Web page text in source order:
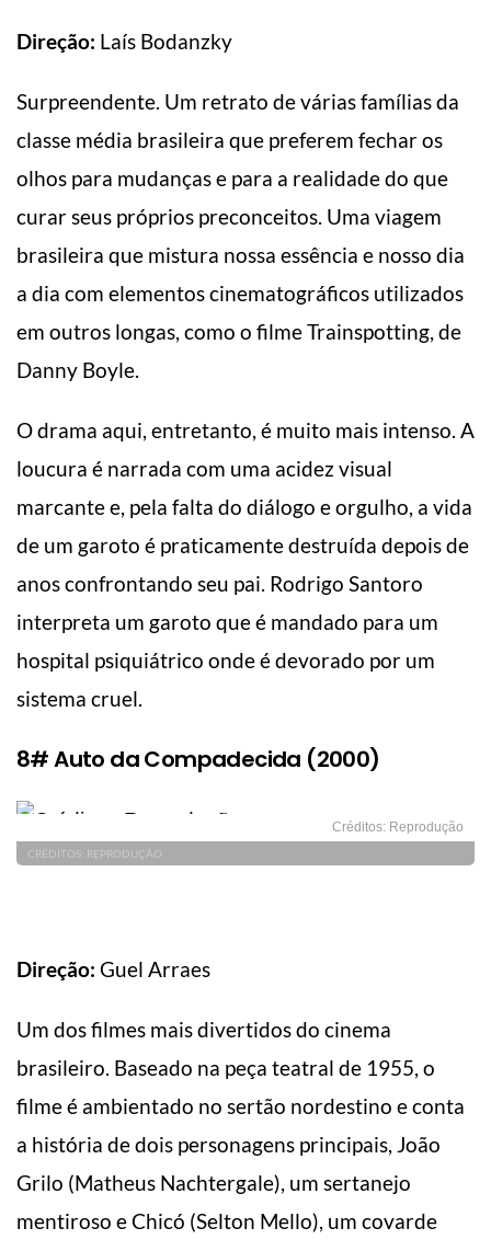
Direção: Laís Bodanzky
Surpreendente. Um retrato de várias famílias da
classe média brasileira que preferem fechar os
olhos para mudanças e para a realidade do que
curar seus próprios preconceitos. Uma viagem
brasileira que mistura nossa essência e nosso dia
a dia com elementos cinematográficos utilizados
em outros longas, como o filme Trainspotting, de
Danny Boyle.
O drama aqui, entretanto, é muito mais intenso. A
loucura é narrada com uma acidez visual
marcante e, pela falta do diálogo e orgulho, a vida
de um garoto é praticamente destruída depois de
anos confrontando seu pai. Rodrigo Santoro
interpreta um garoto que é mandado para um
hospital psiquiátrico onde é devorado por um
sistema cruel.
8# Auto da Compadecida (2000)
Créditos: Reprodução
CRÉDITOS: REPRODUÇÃO
Direção: Guel Arraes
Um dos filmes mais divertidos do cinema
brasileiro. Baseado na peça teatral de 1955, o
filme é ambientado no sertão nordestino e conta
a história de dois personagens principais, João
Grilo (Matheus Nachtergale), um sertanejo
mentiroso e Chicó (Selton Mello), um covarde